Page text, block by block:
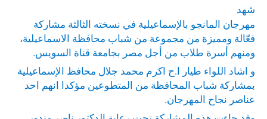
شهد
مهرجان المانجو بالإسماعيلية في نسخته الثالثة مشاركة
فعّالة ومميزة من مجموعة من شباب محافظة الاسماعيلية،
ومنهم أسرة طلاب من أجل مصر بجامعة قناة السويس.
و اشاد اللواء طيار ا.ح اكرم محمد جلال محافظ الإسماعيلية
بمشاركة شباب المحافظة من المتطوعين مؤكدا انهم احد
عناصر نجاح المهرجان.